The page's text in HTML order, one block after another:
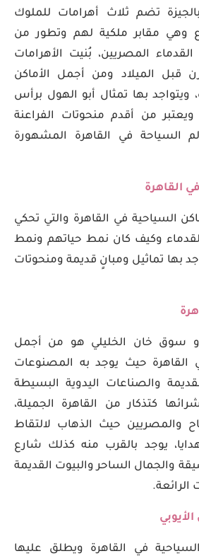
تضم ثلاث أهرامات للملوك
وهي مقابر ملكية لهم وتطور من
القدماء المصريين، بُنيت الأهرامات
من 25 قرن قبل الميلاد ومن أجمل الأماكن
ويتواجد بها تمثال أبو الهول برأس
من أقدم منحوتات الفراعنة
السياحة في القاهرة المشهورة
السياحية في القاهرة والتي تحكي
وكيف كان نمط حياتهم ونمط
بها تماثيل ومبانٍ قديمة ومنحوتات
سوق خان الخليلي هو من أجمل
القاهرة حيث يوجد به المصنوعات
والصناعات اليدوية البسيطة
كتذكار من القاهرة الجميلة،
والمصريين حيث الذهاب لالتقاط
يوجد بالقرب منه كذلك شارع
والجمال الساحر والبيوت القديمة
الرائعة.
في القاهرة ويطلق عليها